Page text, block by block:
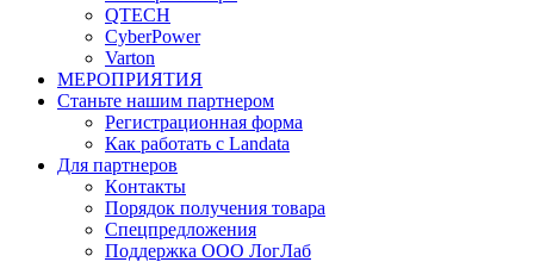
QTECH
CyberPower
Varton
МЕРОПРИЯТИЯ
Станьте нашим партнером
Регистрационная форма
Как работать с Landata
Для партнеров
Кoнтaкты
Порядок получения товара
Спецпредложения
Поддержка ООО ЛогЛаб